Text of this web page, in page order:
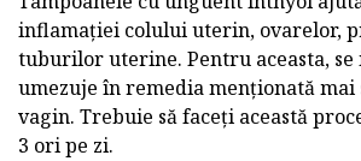
inflamației colului uterin, ovarelor,
tuburilor uterine. Pentru aceasta, se
umezuje în remedia menționată mai
vagin. Trebuie să faceți această
3 ori pe zi.